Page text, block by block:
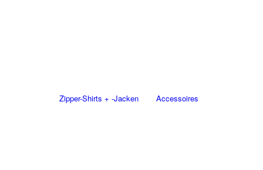
Zipper-Shirts + -Jacken Accessoires